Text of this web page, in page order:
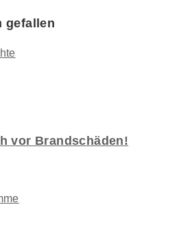
gefallen
vor Brandschäden!